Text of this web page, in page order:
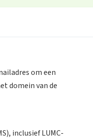
om een
domein van de
inclusief LUMC-